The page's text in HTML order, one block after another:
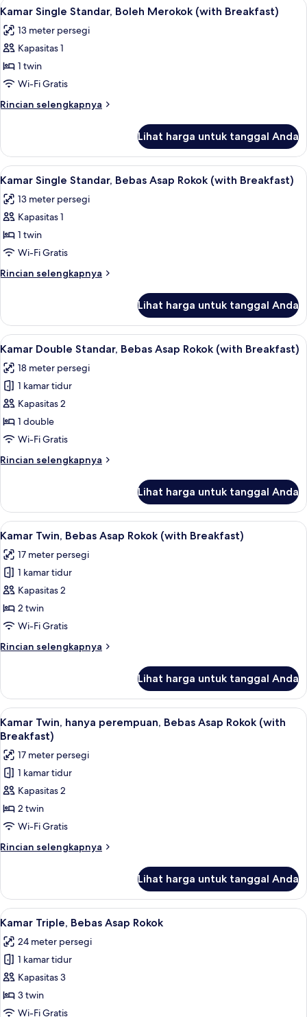
Superior,
Asap
Rokok
Breakfast)
Lihat
semua
foto
untuk
Kamar
Single
Standar,
Boleh
(with
Breakfast)
4
Kamar Single Standar, Boleh Merokok (with Breakfast)
13 meter persegi
Kapasitas 1
1 twin
Wi-Fi Gratis
Rincian selengkapnya
Rincian
Kamar
Single
Standar,
Merokok
(with
Lihat harga untuk tanggal Anda
Lihat
semua
foto
untuk
Kamar
Single
Standar,
Bebas
Rokok
(with
Breakfast)
Tirai kedap cahaya, Wi-Fi gratis, dan
4
Kamar Single Standar, Bebas Asap Rokok (with Breakfast)
13 meter persegi
Kapasitas 1
1 twin
Wi-Fi Gratis
Rincian selengkapnya
Rincian
Kamar
Single
Standar,
Asap
Rokok
(with
Breakfast)
Lihat harga untuk tanggal Anda
Lihat
semua
foto
untuk
Kamar
Double
Standar,
Asap
Breakfast)
Tirai kedap cahaya, Wi-Fi gratis, dan
4
Kamar Double Standar, Bebas Asap Rokok (with Breakfast)
18 meter persegi
1 kamar tidur
Kapasitas 2
1 double
Wi-Fi Gratis
Rincian selengkapnya
Rincian
Kamar
Double
Standar,
Asap
Rokok
(with
Breakfast)
Lihat harga untuk tanggal Anda
Lihat
semua
foto
untuk
Kamar
Twin,
Bebas
Rokok
Tirai kedap cahaya, Wi-Fi gratis, dan
4
Kamar Twin, Bebas Asap Rokok (with Breakfast)
17 meter persegi
1 kamar tidur
Kapasitas 2
2 twin
Wi-Fi Gratis
Rincian selengkapnya
Rincian
Kamar
Twin,
Bebas
Asap
(with
Breakfast)
Lihat harga untuk tanggal Anda
Lihat
semua
foto
untuk
Kamar
Twin,
hanya
perempuan,
Bebas
Asap
(with
Breakfast)
Tirai kedap cahaya, Wi-Fi gratis, dan
4
Kamar Twin, hanya perempuan, Bebas Asap Rokok (with
Breakfast)
17 meter persegi
1 kamar tidur
Kapasitas 2
2 twin
Wi-Fi Gratis
Rincian selengkapnya
Rincian
Kamar
Twin,
hanya
perempuan,
Bebas
Asap
Rokok
(with
Breakfast)
Lihat harga untuk tanggal Anda
Lihat
semua
foto
untuk
Kamar
Triple,
Bebas
Tirai kedap cahaya, Wi-Fi gratis, dan
4
Kamar Triple, Bebas Asap Rokok
24 meter persegi
1 kamar tidur
Kapasitas 3
3 twin
Wi-Fi Gratis